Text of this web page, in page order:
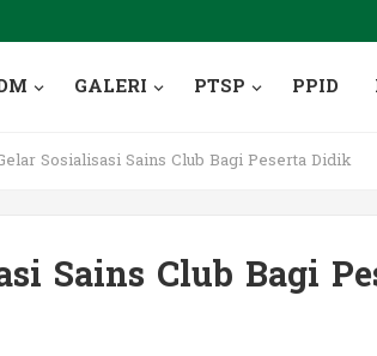
GALERI PTSP PPID
Sosialisasi Sains Club Bagi Peserta Didik
Sains Club Bagi